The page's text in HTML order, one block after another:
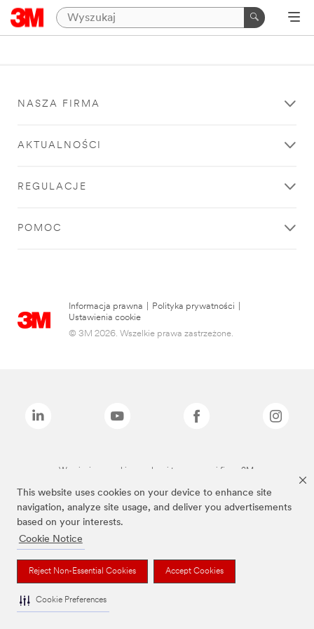
This website uses cookies on your device to enhance site
navigation, analyze site usage, and deliver you advertisements
based on your interests.
Cookie Notice
Reject Non-Essential Cookies Accept Cookies
Cookie Preferences
NASZA FIRMA
AKTUALNOŚCI
REGULACJE
POMOC
Informacja prawna Polityka prywatności
Ustawienia cookie
© 3M 2026. Wszelkie prawa zastrzeżone.
Wymienione marki są znakami towarowymi firmy 3M.